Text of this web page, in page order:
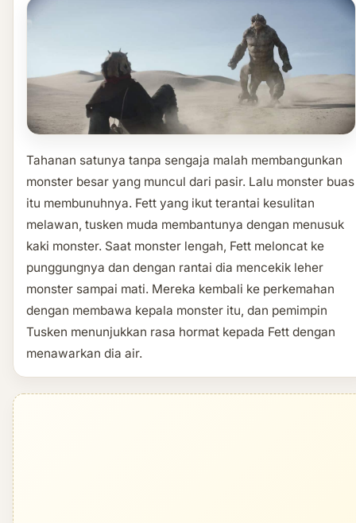
Tahanan satunya tanpa sengaja malah membangunkan
monster besar yang muncul dari pasir. Lalu monster buas
itu membunuhnya. Fett yang ikut terantai kesulitan
melawan, tusken muda membantunya dengan menusuk
kaki monster. Saat monster lengah, Fett meloncat ke
punggungnya dan dengan rantai dia mencekik leher
monster sampai mati. Mereka kembali ke perkemahan
dengan membawa kepala monster itu, dan pemimpin
Tusken menunjukkan rasa hormat kepada Fett dengan
menawarkan dia air.